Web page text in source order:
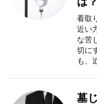
看取
近い
な苦
切に
も、
墓